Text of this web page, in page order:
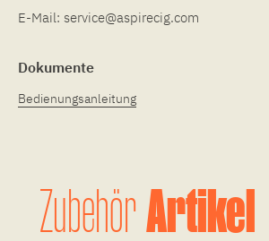
E-Mail: service@aspirecig.com
Dokumente
Bedienungsanleitung
ZubehörArtikel